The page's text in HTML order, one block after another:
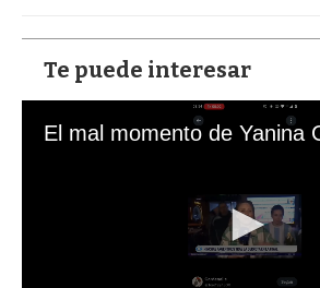
Te puede interesar